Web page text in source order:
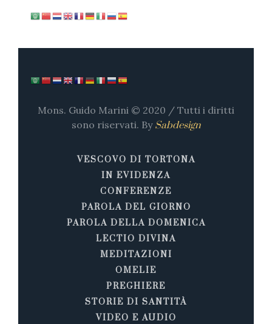
Mons. Guido Marini © 2020 / Tutti i diritti
sono riservati. By Sabdesign
VESCOVO DI TORTONA
IN EVIDENZA
CONFERENZE
PAROLA DEL GIORNO
PAROLA DELLA DOMENICA
LECTIO DIVINA
MEDITAZIONI
OMELIE
PREGHIERE
STORIE DI SANTITÀ
VIDEO E AUDIO